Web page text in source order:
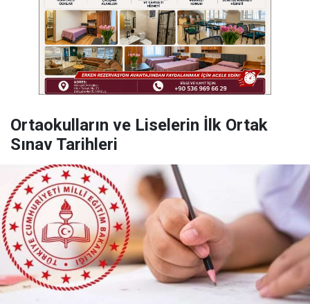
Ortaokulların ve Liselerin İlk Ortak
Sınav Tarihleri